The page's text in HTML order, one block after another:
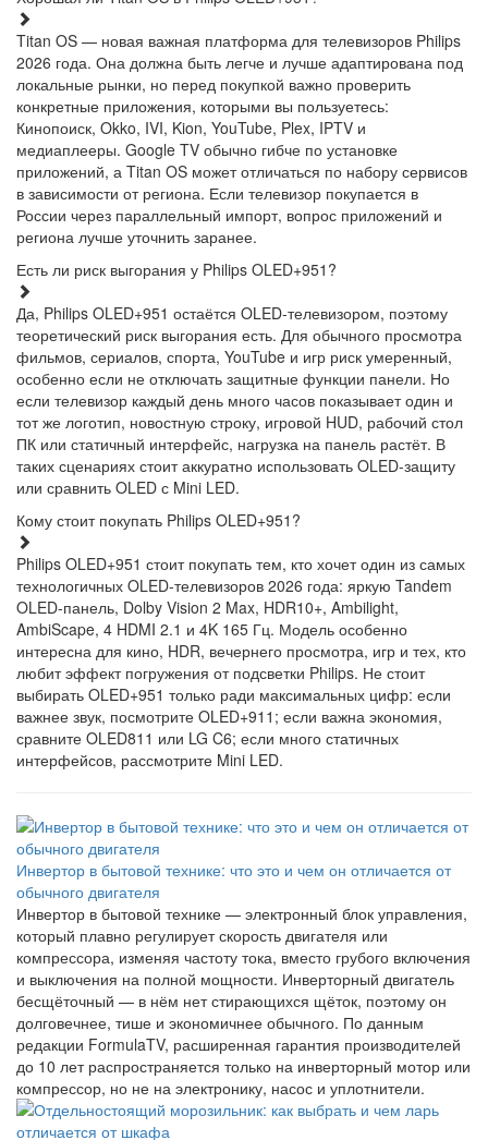
Titan OS — новая важная платформа для телевизоров Philips
2026 года. Она должна быть легче и лучше адаптирована под
локальные рынки, но перед покупкой важно проверить
конкретные приложения, которыми вы пользуетесь:
Кинопоиск, Okko, IVI, Kion, YouTube, Plex, IPTV и
медиаплееры. Google TV обычно гибче по установке
приложений, а Titan OS может отличаться по набору сервисов
в зависимости от региона. Если телевизор покупается в
России через параллельный импорт, вопрос приложений и
региона лучше уточнить заранее.
Есть ли риск выгорания у Philips OLED+951?
Да, Philips OLED+951 остаётся OLED-телевизором, поэтому
теоретический риск выгорания есть. Для обычного просмотра
фильмов, сериалов, спорта, YouTube и игр риск умеренный,
особенно если не отключать защитные функции панели. Но
если телевизор каждый день много часов показывает один и
тот же логотип, новостную строку, игровой HUD, рабочий стол
ПК или статичный интерфейс, нагрузка на панель растёт. В
таких сценариях стоит аккуратно использовать OLED-защиту
или сравнить OLED с Mini LED.
Кому стоит покупать Philips OLED+951?
Philips OLED+951 стоит покупать тем, кто хочет один из самых
технологичных OLED-телевизоров 2026 года: яркую Tandem
OLED-панель, Dolby Vision 2 Max, HDR10+, Ambilight,
AmbiScape, 4 HDMI 2.1 и 4K 165 Гц. Модель особенно
интересна для кино, HDR, вечернего просмотра, игр и тех, кто
любит эффект погружения от подсветки Philips. Не стоит
выбирать OLED+951 только ради максимальных цифр: если
важнее звук, посмотрите OLED+911; если важна экономия,
сравните OLED811 или LG C6; если много статичных
интерфейсов, рассмотрите Mini LED.
Инвертор в бытовой технике: что это и чем он отличается от
обычного двигателя
Инвертор в бытовой технике — электронный блок управления,
который плавно регулирует скорость двигателя или
компрессора, изменяя частоту тока, вместо грубого включения
и выключения на полной мощности. Инверторный двигатель
бесщёточный — в нём нет стирающихся щёток, поэтому он
долговечнее, тише и экономичнее обычного. По данным
редакции FormulaTV, расширенная гарантия производителей
до 10 лет распространяется только на инверторный мотор или
компрессор, но не на электронику, насос и уплотнители.